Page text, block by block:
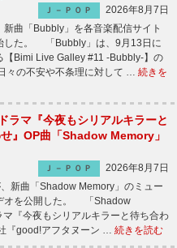
Ｊ－ＰＯＰ
2026年8月7日
曲「Bubbly」を各音楽配信サイト
した。 「Bubbly」は、9月13日に
【Bimi Live Galley #11 -Bubbly-】の
々の不安や不条理に対して … 続きを
ラマ『今夜もシリアルキラーと
』OP曲「Shadow Memory」
Ｊ－ＰＯＰ
2026年8月7日
新曲「Shadow Memory」のミュー
オを公開した。 「Shadow
『今夜もシリアルキラーと待ち合わ
『good!アフタヌーン … 続きを読む